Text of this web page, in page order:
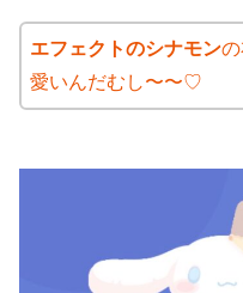
エフェクトのシナモン
愛いんだむし〜〜♡